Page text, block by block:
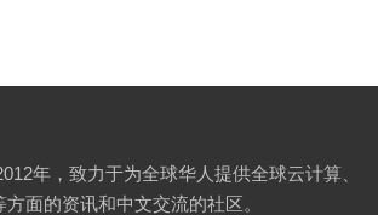
年，致力于为全球华人提供全球云计算、
面的资讯和中文交流的社区。